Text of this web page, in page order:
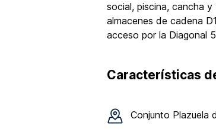
social, piscina, cancha
almacenes de cadena
acceso por la Diagonal
Características
Conjunto Plazuela